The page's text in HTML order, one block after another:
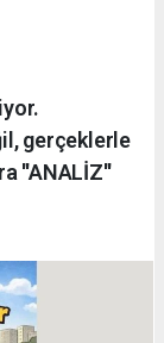
gerçeklerle
''ANALİZ''